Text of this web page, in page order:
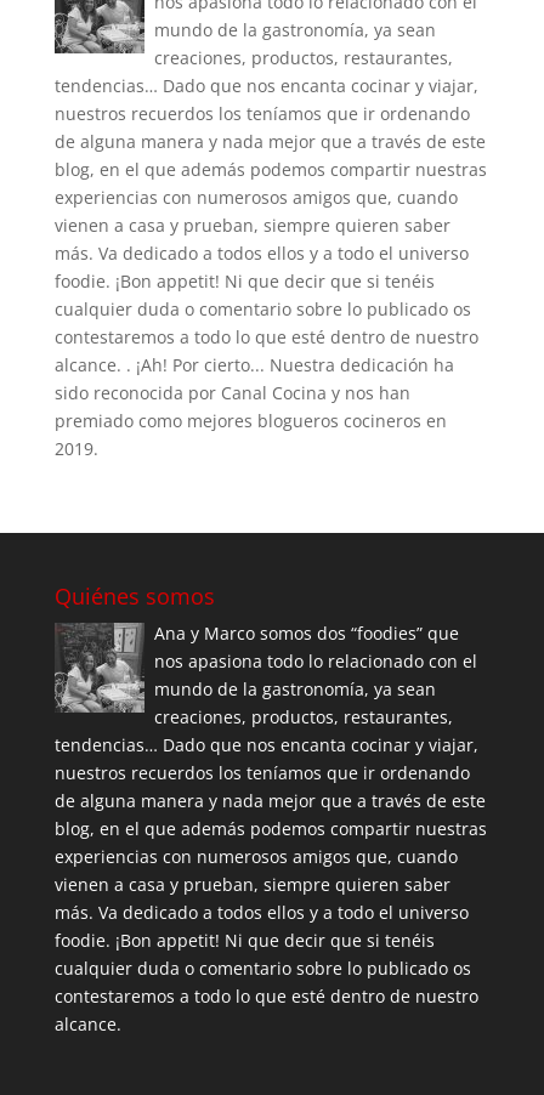
mundo de la gastronomía, ya sean
creaciones, productos, restaurantes,
tendencias… Dado que nos encanta cocinar y viajar,
nuestros recuerdos los teníamos que ir ordenando
de alguna manera y nada mejor que a través de este
blog, en el que además podemos compartir nuestras
experiencias con numerosos amigos que, cuando
vienen a casa y prueban, siempre quieren saber
más. Va dedicado a todos ellos y a todo el universo
foodie. ¡Bon appetit! Ni que decir que si tenéis
cualquier duda o comentario sobre lo publicado os
contestaremos a todo lo que esté dentro de nuestro
alcance. . ¡Ah! Por cierto... Nuestra dedicación ha
sido reconocida por Canal Cocina y nos han
premiado como mejores blogueros cocineros en
2019.
Quiénes somos
Ana y Marco somos dos “foodies” que
nos apasiona todo lo relacionado con el
mundo de la gastronomía, ya sean
creaciones, productos, restaurantes,
tendencias… Dado que nos encanta cocinar y viajar,
nuestros recuerdos los teníamos que ir ordenando
de alguna manera y nada mejor que a través de este
blog, en el que además podemos compartir nuestras
experiencias con numerosos amigos que, cuando
vienen a casa y prueban, siempre quieren saber
más. Va dedicado a todos ellos y a todo el universo
foodie. ¡Bon appetit! Ni que decir que si tenéis
cualquier duda o comentario sobre lo publicado os
contestaremos a todo lo que esté dentro de nuestro
alcance.